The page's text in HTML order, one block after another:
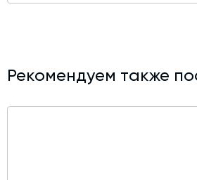
Рекомендуем также